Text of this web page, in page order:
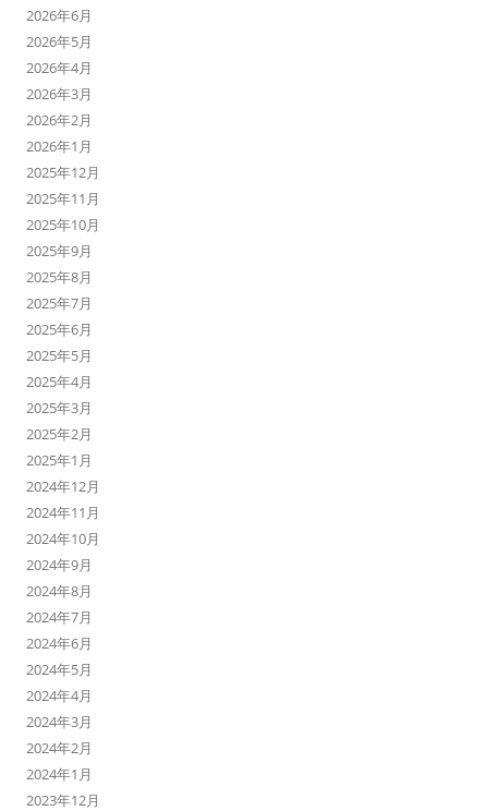
2026年6月
2026年5月
2026年4月
2026年3月
2026年2月
2026年1月
2025年12月
2025年11月
2025年10月
2025年9月
2025年8月
2025年7月
2025年6月
2025年5月
2025年4月
2025年3月
2025年2月
2025年1月
2024年12月
2024年11月
2024年10月
2024年9月
2024年8月
2024年7月
2024年6月
2024年5月
2024年4月
2024年3月
2024年2月
2024年1月
2023年12月